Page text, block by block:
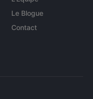
Le Blogue
Contact